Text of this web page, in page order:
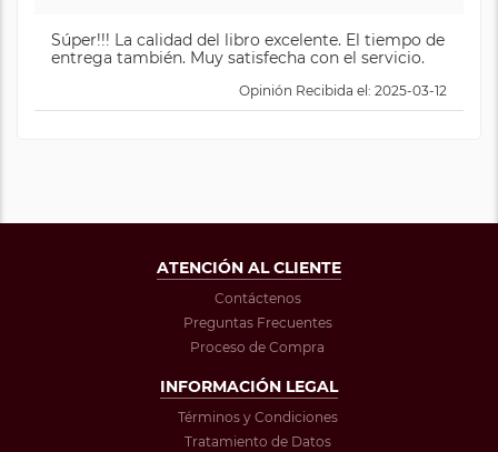
Súper!!! La calidad del libro excelente. El tiempo de
entrega también. Muy satisfecha con el servicio.
Opinión Recibida el: 2025-03-12
ATENCIÓN AL CLIENTE
Contáctenos
Preguntas Frecuentes
Proceso de Compra
INFORMACIÓN LEGAL
Términos y Condiciones
Tratamiento de Datos